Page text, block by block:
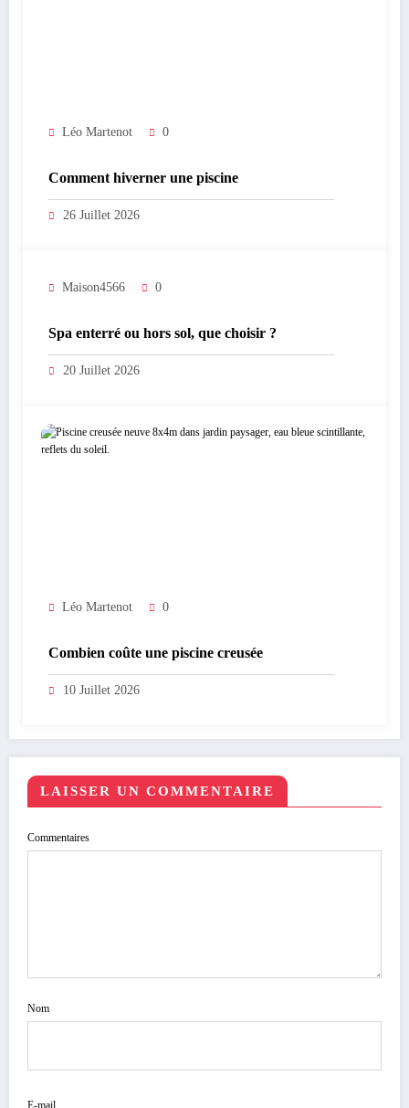
Léo Martenot 0
Comment hiverner une piscine
26 Juillet 2026
Maison4566 0
Spa enterré ou hors sol, que choisir ?
20 Juillet 2026
Léo Martenot 0
Combien coûte une piscine creusée
10 Juillet 2026
LAISSER UN COMMENTAIRE
Commentaires
Nom